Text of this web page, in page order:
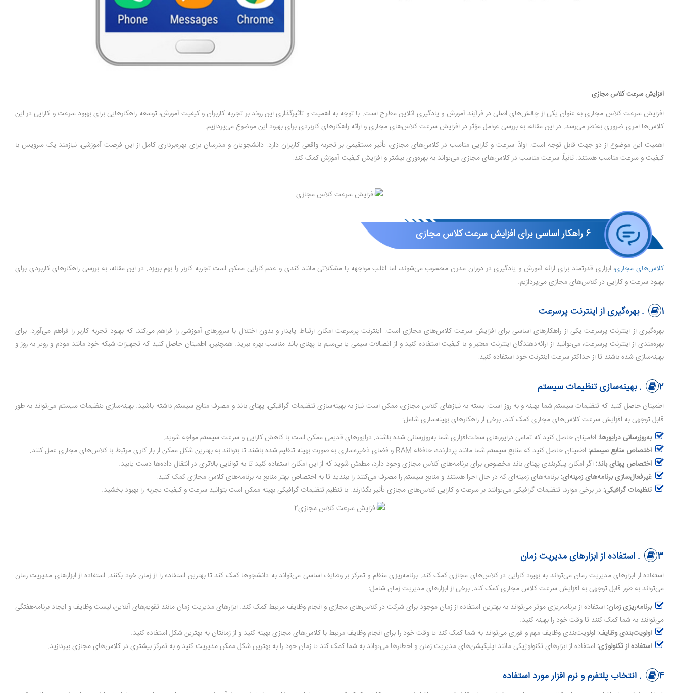
افزایش سرعت کلاس مجازی
افزایش سرعت کلاس‌ مجازی به عنوان یکی از چالش‌های اصلی در فرآیند آموزش و یادگیری آنلاین مطرح است. با توجه به اهمیت و تأثیرگذاری این روند بر تجربه کاربران و کیفیت آموزش، توسعه راهکارهایی برای بهبود سرعت و کارایی در این
کلاس‌ها امری ضروری به‌نظر می‌رسد. در این مقاله، به بررسی عوامل مؤثر در افزایش سرعت کلاس‌های مجازی و ارائه راهکارهای کاربردی برای بهبود این موضوع می‌پردازیم.
اهمیت این موضوع از دو جهت قابل توجه است. اولاً، سرعت و کارایی مناسب در کلاس‌های مجازی، تأثیر مستقیمی بر تجربه واقعی کاربران دارد. دانشجویان و مدرسان برای بهره‌برداری کامل از این فرصت آموزشی، نیازمند یک سرویس با
کیفیت و سرعت مناسب هستند. ثانیاً، سرعت مناسب در کلاس‌های مجازی می‌تواند به بهره‌وری بیشتر و افزایش کیفیت آموزش کمک کند.
6 راهکار اساسی برای افزایش سرعت کلاس مجازی
کلاس‌های مجازی، ابزاری قدرتمند برای ارائه آموزش و یادگیری در دوران مدرن محسوب می‌شوند، اما اغلب مواجهه با مشکلاتی مانند کندی و عدم کارایی ممکن است تجربه کاربر را بهم بریزد. در این مقاله، به بررسی راهکارهای کاربردی برای
بهبود سرعت و کارایی در کلاس‌های مجازی می‌پردازیم.
1. بهره‌گیری از اینترنت پرسرعت
بهره‌گیری از اینترنت پرسرعت یکی از راهکارهای اساسی برای افزایش سرعت کلاس‌های مجازی است. اینترنت پرسرعت امکان ارتباط پایدار و بدون اختلال با سرورهای آموزشی را فراهم می‌کند، که بهبود تجربه کاربر را فراهم می‌آورد. برای
بهره‌مندی از اینترنت پرسرعت، می‌توانید از ارائه‌دهندگان اینترنت معتبر و با کیفیت استفاده کنید و از اتصالات سیمی یا بی‌سیم با پهنای باند مناسب بهره ببرید. همچنین، اطمینان حاصل کنید که تجهیزات شبکه خود مانند مودم و روتر به روز و
بهینه‌سازی شده باشند تا از حداکثر سرعت اینترنت خود استفاده کنید.
2. بهینه‌سازی تنظیمات سیستم
اطمینان حاصل کنید که تنظیمات سیستم شما بهینه و به روز است. بسته به نیازهای کلاس مجازی، ممکن است نیاز به بهینه‌سازی تنظیمات گرافیکی، پهنای باند و مصرف منابع سیستم داشته باشید. بهینه‌سازی تنظیمات سیستم می‌تواند به طور
قابل توجهی به افزایش سرعت کلاس‌های مجازی کمک کند. برخی از راهکارهای بهینه‌سازی شامل:
به‌روزرسانی درایورها: اطمینان حاصل کنید که تمامی درایورهای سخت‌افزاری شما به‌روزرسانی شده باشند. درایورهای قدیمی ممکن است با کاهش کارایی و سرعت سیستم مواجه شوید.
اختصاص منابع سیستم: اطمینان حاصل کنید که منابع سیستم شما مانند پردازنده، حافظه RAM و فضای ذخیره‌سازی به صورت بهینه تنظیم شده باشند تا بتوانند به بهترین شکل ممکن از بار کاری مرتبط با کلاس‌های مجازی عمل کنند.
اختصاص پهنای باند: اگر امکان پیکربندی پهنای باند مخصوص برای برنامه‌های کلاس مجازی وجود دارد، مطمئن شوید که از این امکان استفاده کنید تا به توانایی بالاتری در انتقال داده‌ها دست یابید.
غیرفعال‌سازی برنامه‌های زمینه‌ای: برنامه‌های زمینه‌ای که در حال اجرا هستند و منابع سیستم را مصرف می‌کنند را ببندید تا به اختصاص بهتر منابع به برنامه‌های کلاس مجازی کمک کنید.
تنظیمات گرافیکی: در برخی موارد، تنظیمات گرافیکی می‌توانند بر سرعت و کارایی کلاس‌های مجازی تأثیر بگذارند. با تنظیم تنظیمات گرافیکی بهینه ممکن است بتوانید سرعت و کیفیت تجربه را بهبود بخشید.
3. استفاده از ابزارهای مدیریت زمان
استفاده از ابزارهای مدیریت زمان می‌تواند به بهبود کارایی در کلاس‌های مجازی کمک کند. برنامه‌ریزی منظم و تمرکز بر وظایف اساسی می‌تواند به دانشجوها کمک کند تا بهترین استفاده را از زمان خود بکنند. استفاده از ابزارهای مدیریت زمان
می‌تواند به طور قابل توجهی به افزایش سرعت کلاس مجازی کمک کند. برخی از ابزارهای مدیریت زمان شامل:
برنامه‌ریزی زمان: استفاده از برنامه‌ریزی موثر می‌تواند به بهترین استفاده از زمان موجود برای شرکت در کلاس‌های مجازی و انجام وظایف مرتبط کمک کند. ابزارهای مدیریت زمان مانند تقویم‌های آنلاین، لیست وظایف و ایجاد برنامه‌هفتگی
می‌توانند به شما کمک کنند تا وقت خود را بهینه کنید.
اولویت‌بندی وظایف: اولویت‌بندی وظایف مهم و فوری می‌تواند به شما کمک کند تا وقت خود را برای انجام وظایف مرتبط با کلاس‌های مجازی بهینه کنید و از زمانتان به بهترین شکل استفاده کنید.
استفاده از تکنولوژی: استفاده از ابزارهای تکنولوژیکی مانند اپلیکیشن‌های مدیریت زمان و اخطارها می‌تواند به شما کمک کند تا زمان خود را به بهترین شکل ممکن مدیریت کنید و به تمرکز بیشتری در کلاس‌های مجازی بپردازید.
4. انتخاب پلتفرم و نرم افزار مورد استفاده